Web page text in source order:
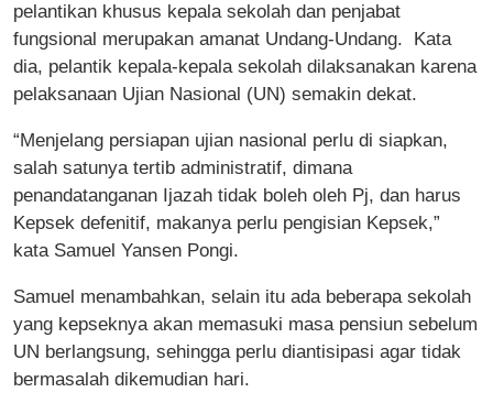
pelantikan khusus kepala sekolah dan penjabat
fungsional merupakan amanat Undang-Undang. Kata
dia, pelantik kepala-kepala sekolah dilaksanakan karena
pelaksanaan Ujian Nasional (UN) semakin dekat.
“Menjelang persiapan ujian nasional perlu di siapkan,
salah satunya tertib administratif, dimana
penandatanganan Ijazah tidak boleh oleh Pj, dan harus
Kepsek defenitif, makanya perlu pengisian Kepsek,”
kata Samuel Yansen Pongi.
Samuel menambahkan, selain itu ada beberapa sekolah
yang kepseknya akan memasuki masa pensiun sebelum
UN berlangsung, sehingga perlu diantisipasi agar tidak
bermasalah dikemudian hari.